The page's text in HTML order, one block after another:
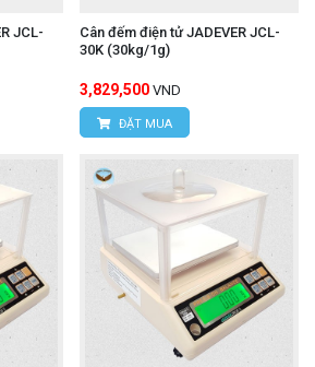
JCL-
Cân đếm điện tử JADEVER JCL-
30K (30kg/1g)
3,829,500 VND
ĐẶT MUA